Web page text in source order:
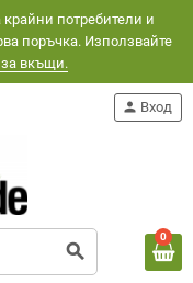
крайни потребители и
поръчка. Използвайте
вкъщи.
search
person Вход
0